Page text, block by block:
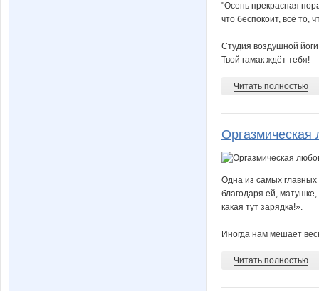
"Осень прекрасная
что беспокоит, всё то,
Студия воздушной
Твой гамак ждёт тебя!
Читать полностью
Оргазмическая
Одна из самых
благодаря ей, матушке,
какая тут зарядка!».
Иногда нам мешает
Читать полностью